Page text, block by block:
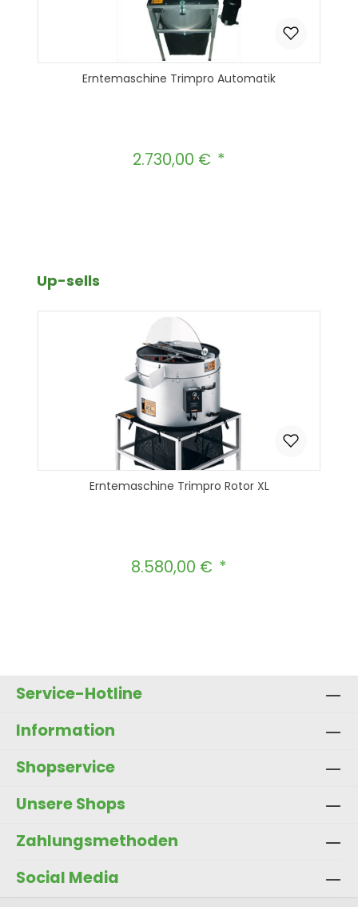
Erntemaschine Trimpro Automatik
Regulärer Preis:
2.730,00 €
Produktgalerie überspringen
Up-sells
Erntemaschine Trimpro Rotor XL
Regulärer Preis:
8.580,00 €
Service-Hotline
Information
Shopservice
Unsere Shops
Zahlungsmethoden
Social Media